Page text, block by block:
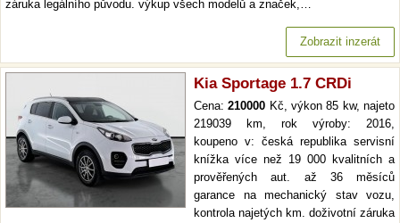
záruka legálního původu. výkup všech modelů a značek,…
Zobrazit inzerát
Kia Sportage 1.7 CRDi
Cena:210000 Kč, výkon 85 kw, najeto
219039 km, rok výroby: 2016,
koupeno v: česká republika servisní
knížka více než 19 000 kvalitních a
prověřených aut. až 36 měsíců
garance na mechanický stav vozu,
kontrola najetých km. doživotní záruka